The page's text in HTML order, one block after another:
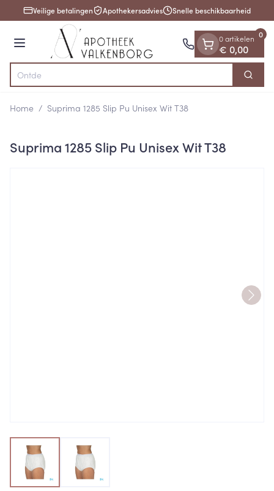
Ga naar de inhoud
1 van 1Veilige betalingen Apothekersadvies Snelle beschikbaarheid
Menu
Product, merk, categorie... Zoek
0 artikelen
€ 0,00
0
Home / Suprima 1285 Slip Pu Unisex Wit T38
Suprima 1285 Slip Pu Unisex Wit T38
View larger imageView larger image